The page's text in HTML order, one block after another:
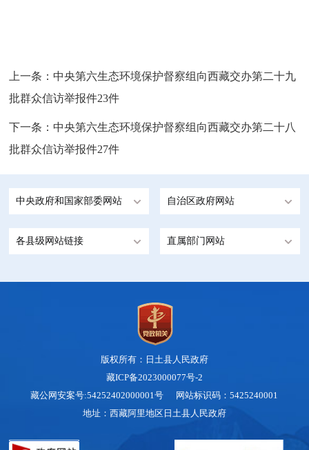
上一条： 中央第六生态环境保护督察组向西藏交办第二十九
批群众信访举报件23件
下一条： 中央第六生态环境保护督察组向西藏交办第二十八
批群众信访举报件27件
中央政府和国家部委网站 自治区政府网站
各县级网站链接 直属部门网站
版权所有：日土县人民政府
藏ICP备2023000077号-2
藏公网安案号:54252402000001号 网站标识码：5425240001
地址：西藏阿里地区日土县人民政府